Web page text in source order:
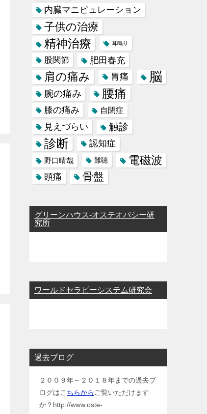
内臓マニピュレーション
子供の治療
精神治療 耳鳴り
股関節 肥田春充
肩の痛み 胃痛 脳
腕の痛み 腰痛
膝の痛み 自閉症
見えづらい 触診
診断 認知症
野口晴哉 難聴 電磁波
頭痛 骨盤
グリーンハウス-オステオパシー研
究所
ワールドセラピーシステム研究会
過去ブログ
２００９年～２０１８年までの過去ブ
ログはこ ちらから ご覧いただけます
か？http://www.oste-